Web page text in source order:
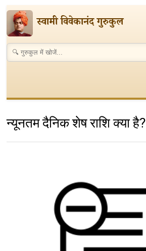
स्वामी विवेकानंद गुरुकुल
न्यूनतम दैनिक शेष राशि क्या है?